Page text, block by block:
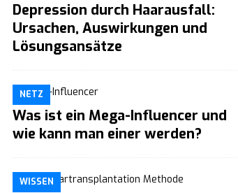
Depression durch Haarausfall:
Ursachen, Auswirkungen und
Lösungsansätze
NETZ
Was ist ein Mega-Influencer und
wie kann man einer werden?
WISSEN